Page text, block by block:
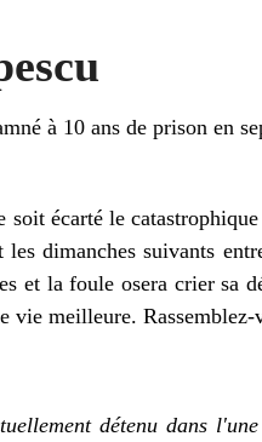
à 10 ans de prison en
soit écarté le
dimanches suivants
et la foule osera crier sa
vie meilleure.
détenu dans